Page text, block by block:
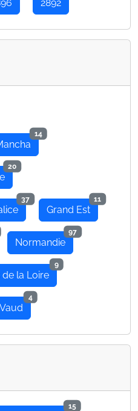
2892
14
20
37
Grand Est
11
Normandie
97
de la Loire
9
Vaud
4
15